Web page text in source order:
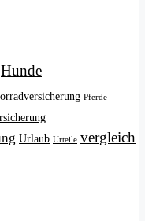
Hunde
Pferde
Urlaub Urteile vergleich